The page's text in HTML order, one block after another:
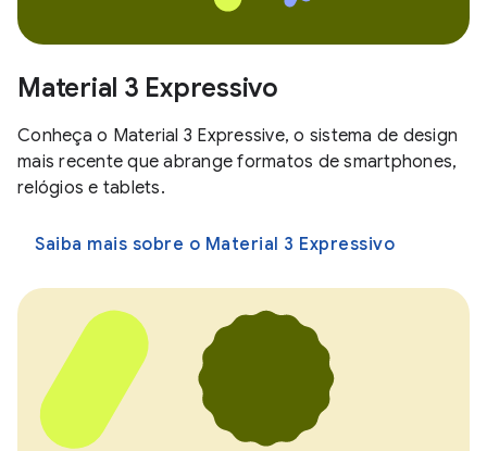
Material 3 Expressivo
Conheça o Material 3 Expressive, o sistema de design
mais recente que abrange formatos de smartphones,
relógios e tablets.
Saiba mais sobre o Material 3 Expressivo